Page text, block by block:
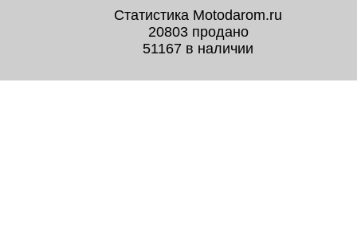
Статистика Motodarom.ru
20803 продано
51167 в наличии